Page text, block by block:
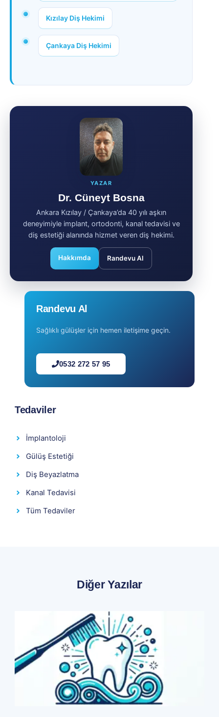
Kızılay Diş Hekimi
Çankaya Diş Hekimi
YAZAR
Dr. Cüneyt Bosna
Ankara Kızılay / Çankaya’da 40 yılı aşkın
deneyimiyle implant, ortodonti, kanal tedavisi ve
diş estetiği alanında hizmet veren diş hekimi.
Hakkımda Randevu Al
Randevu Al
Sağlıklı gülüşler için hemen iletişime geçin.
0532 272 57 95
Tedaviler
İmplantoloji
Gülüş Estetiği
Diş Beyazlatma
Kanal Tedavisi
Tüm Tedaviler
Diğer Yazılar